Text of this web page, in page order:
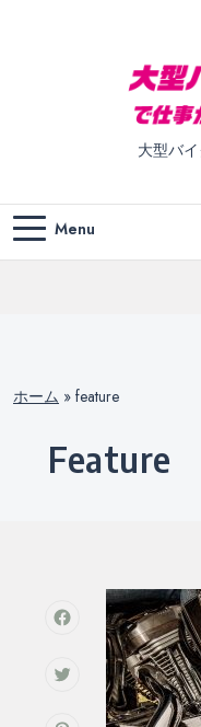
大型バ
Menu
ホーム » feature
feature